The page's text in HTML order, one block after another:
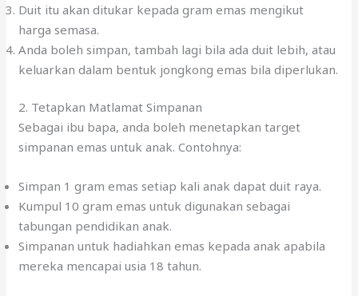
Duit itu akan ditukar kepada gram emas mengikut
harga semasa.
Anda boleh simpan, tambah lagi bila ada duit lebih, atau
keluarkan dalam bentuk jongkong emas bila diperlukan.
2. Tetapkan Matlamat Simpanan
Sebagai ibu bapa, anda boleh menetapkan target
simpanan emas untuk anak. Contohnya:
Simpan 1 gram emas setiap kali anak dapat duit raya.
Kumpul 10 gram emas untuk digunakan sebagai
tabungan pendidikan anak.
Simpanan untuk hadiahkan emas kepada anak apabila
mereka mencapai usia 18 tahun.